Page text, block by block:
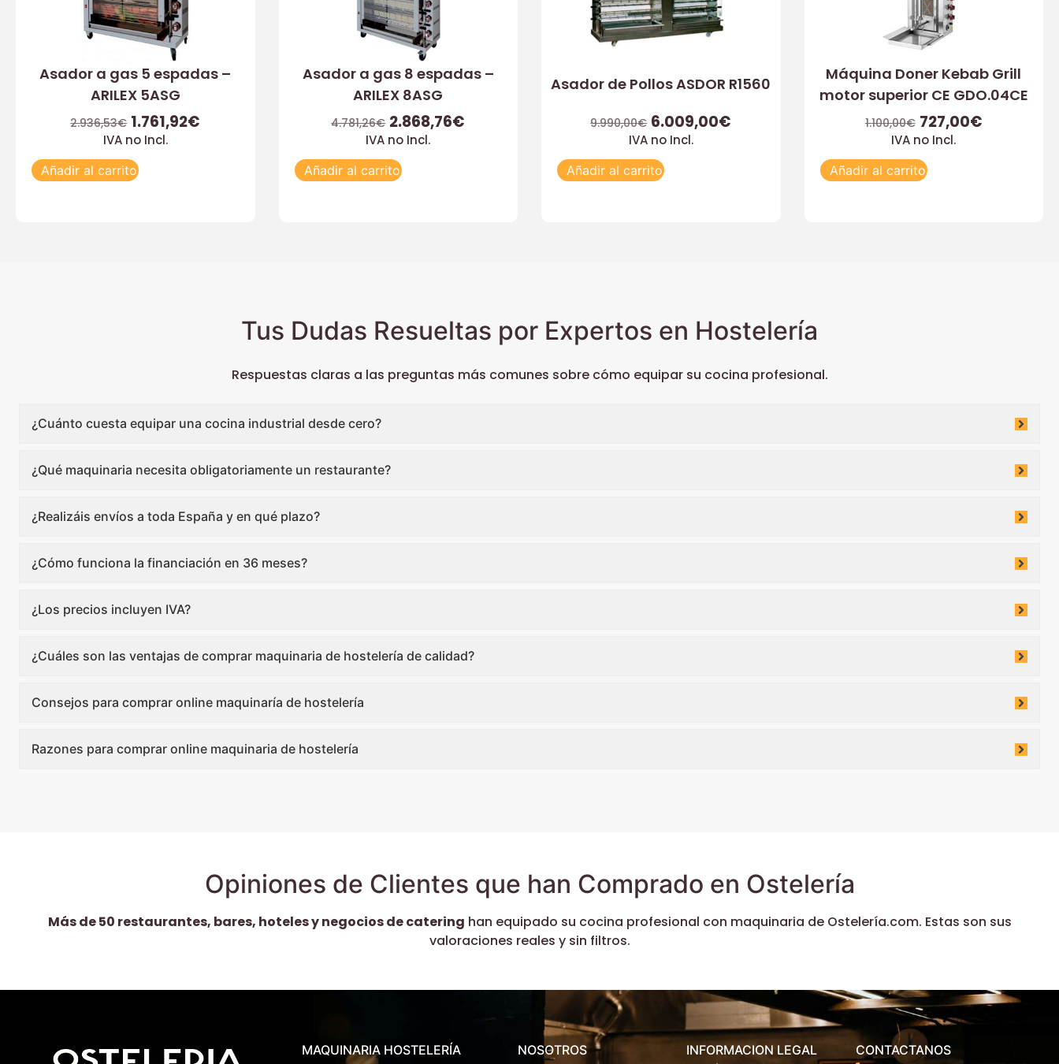
Asador a gas 5 espadas –
ARILEX 5ASG
2.936,53€ 1.761,92€
IVA no Incl.
Añadir al carrito
Asador a gas 8 espadas –
ARILEX 8ASG
4.781,26€ 2.868,76€
IVA no Incl.
Añadir al carrito
Asador de Pollos ASDOR R1560
9.990,00€ 6.009,00€
IVA no Incl.
Añadir al carrito
Máquina Doner Kebab Grill
motor superior CE GDO.04CE
1.100,00€ 727,00€
IVA no Incl.
Añadir al carrito
Tus Dudas Resueltas por Expertos en Hostelería
Respuestas claras a las preguntas más comunes sobre cómo equipar su cocina profesional.
¿Cuánto cuesta equipar una cocina industrial desde cero?
¿Qué maquinaria necesita obligatoriamente un restaurante?
¿Realizáis envíos a toda España y en qué plazo?
¿Cómo funciona la financiación en 36 meses?
¿Los precios incluyen IVA?
¿Cuáles son las ventajas de comprar maquinaria de hostelería de calidad?
Consejos para comprar online maquinaría de hostelería
Razones para comprar online maquinaria de hostelería
Opiniones de Clientes que han Comprado en Ostelería
Más de 50 restaurantes, bares, hoteles y negocios de catering han equipado su cocina profesional con maquinaria de Ostelería.com. Estas son sus
valoraciones reales y sin filtros.
MAQUINARIA HOSTELERÍA
NOSOTROS
INFORMACION LEGAL
CONTACTANOS